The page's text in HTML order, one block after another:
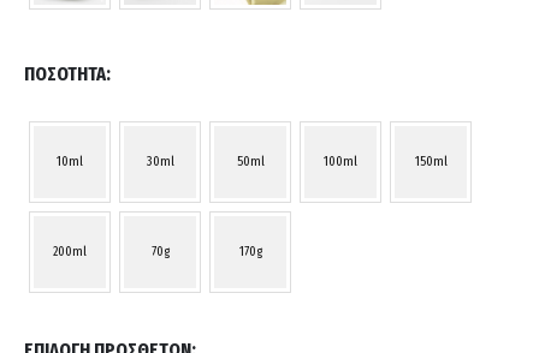
ΠΟΣΌΤΗΤΑ
10ml 30ml 50ml 100ml 150ml
200ml 70g 170g